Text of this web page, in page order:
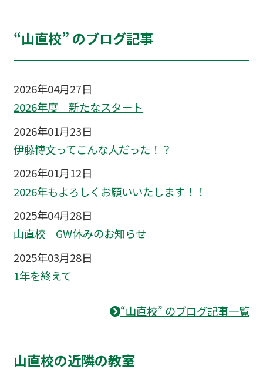
“山直校” のブログ記事
2026年04月27日
2026年度 新たなスタート
2026年01月23日
伊藤博文ってこんな人だった！？
2026年01月12日
2026年もよろしくお願いいたします！！
2025年04月28日
山直校 GW休みのお知らせ
2025年03月28日
1年を終えて
“山直校” のブログ記事一覧
山直校の近隣の教室